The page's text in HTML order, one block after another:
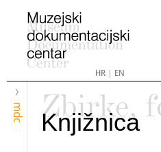
HR| EN
mdc
Zbirke,
Knjižnica